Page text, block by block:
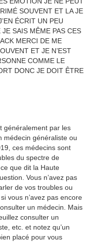
SOUVENT ET LA JE
ÉCRIT UN PEU
SAIS MÊME PAS CES
MERCI DE ME
ET JE N’EST
COMME LE
DONC JE DOIT ÊTRE
généralement par les
médecin généraliste ou
ces médecins sont
du spectre de
que dit la Haute
Vous n’avez pas
de vos troubles ou
vous n’avez pas encore
un médecin. Mais
consulter un
etc. et notez qu’un
placé pour vous